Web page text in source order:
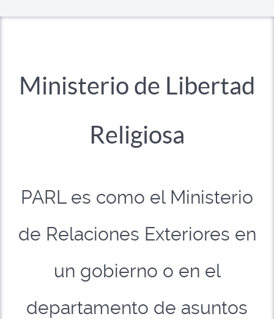
Ministerio de Libertad
Religiosa
PARL es como el Ministerio
de Relaciones Exteriores en
un gobierno o en el
departamento de asuntos